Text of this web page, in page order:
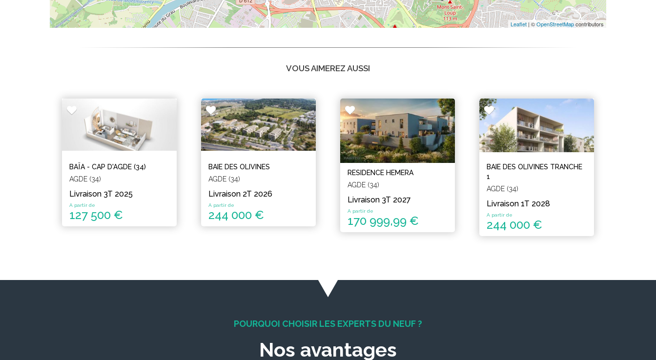
Leaflet | ©OpenStreetMapcontributors
VOUS AIMEREZ AUSSI
BAÏA - CAP D'AGDE (34)
AGDE (34)
Livraison 3T 2025
A partir de
127 500 €
BAIE DES OLIVINES
AGDE (34)
Livraison 2T 2026
A partir de
244 000 €
RESIDENCE HEMERA
AGDE (34)
Livraison 3T 2027
A partir de
170 999,99 €
BAIE DES OLIVINES TRANCHE
1
AGDE (34)
Livraison 1T 2028
A partir de
244 000 €
POURQUOI CHOISIR LES EXPERTS DU NEUF ?
Nos avantages